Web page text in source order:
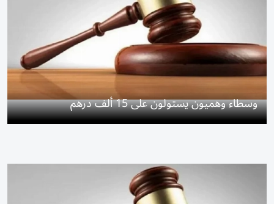
وسطاء وهميون يستولون على 15 ألف درهم